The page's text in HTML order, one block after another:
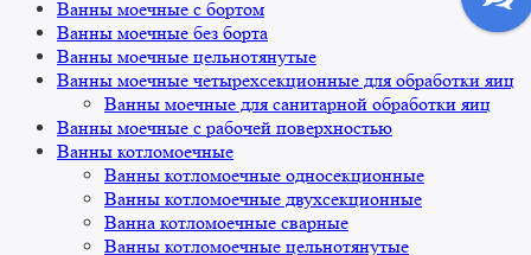
Ванны моечные с бортом
Ванны моечные без борта
Ванны моечные цельнотянутые
Ванны моечные четырехсекционные для обработки яиц
Ванны моечные для санитарной обработки яиц
Ванны моечные с рабочей поверхностью
Ванны котломоечные
Ванны котломоечные односекционные
Ванны котломоечные двухсекционные
Ванна котломоечные сварные
Ванны котломоечные цельнотянутые